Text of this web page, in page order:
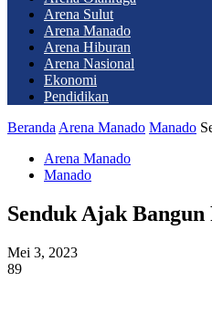
Arena Sulut
Arena Manado
Arena Hiburan
Arena Nasional
Ekonomi
Pendidikan
Beranda Arena Manado Manado
Arena Manado
Manado
Senduk Ajak
Mei 3, 2023
89